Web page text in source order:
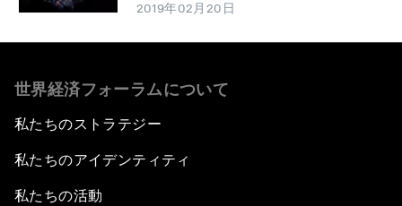
2019年02月20日
世界経済フォーラムについて
私たちのストラテジー
私たちのアイデンティティ
私たちの活動